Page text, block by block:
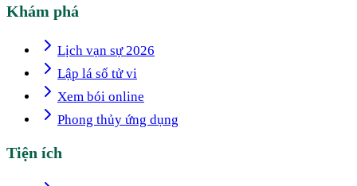
Khám phá
Lịch vạn sự 2026
Lập lá số tử vi
Xem bói online
Phong thủy ứng dụng
Tiện ích